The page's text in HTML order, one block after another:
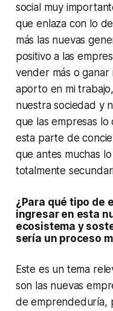
social muy
que enlaza con lo
más las nuevas
positivo a las
vender más o ganar
aporto en mi
nuestra sociedad y
que las empresas
esta parte de
que antes muchas
totalmente
¿Para qué tipo de
ingresar en esta
ecosistema y
sería un proceso
Este es un tema
son las nuevas
de emprendeduría,